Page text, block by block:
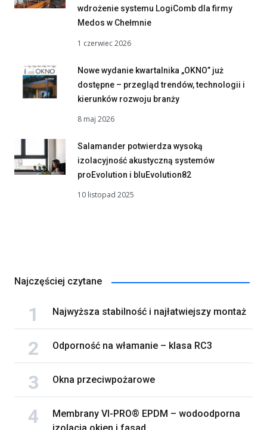
wdrożenie systemu LogiComb dla firmy
Medos w Chełmnie
1 czerwiec 2026
Nowe wydanie kwartalnika „OKNO” już
dostępne – przegląd trendów, technologii i
kierunków rozwoju branży
8 maj 2026
Salamander potwierdza wysoką
izolacyjność akustyczną systemów
proEvolution i bluEvolution82
10 listopad 2025
Najczęściej czytane
Najwyższa stabilność i najłatwiejszy montaż
Odporność na włamanie – klasa RC3
Okna przeciwpożarowe
Membrany VI-PRO® EPDM – wodoodporna